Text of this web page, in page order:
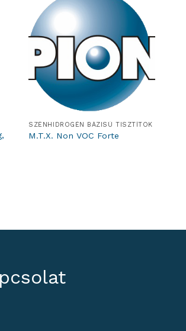
SZÉNHIDROGÉN BÁZISÚ TISZTÍTÓK
M.T.X. Non VOC Forte